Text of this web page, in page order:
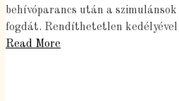
behívóparancs után a
fogdát. Rendíthetetlen
Read More